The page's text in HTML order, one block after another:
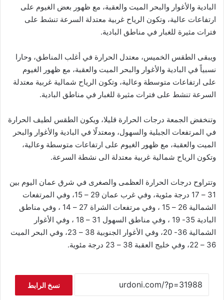
البادية والأغوار والبحر الميت والعقبة، مع ظهور بعض الغيوم على
ارتفاعات عالية، وتكون الرياح غربية معتدلة السرعة تنشط على
فترات مثيرة للغبار في مناطق البادية.
ويبقى الطقس الخميس، معتدل الحرارة في أغلب المناطق، وحارا
نسبياً في البادية والأغوار والبحر الميت والعقبة، مع ظهور الغيوم
على ارتفاعات متوسطة وعالية، وتكون الرياح شمالية غربية معتدلة
السرعة تنشط على فترات مثيرة للغبار في مناطق البادية.
وتنخفض الجمعة درجات الحرارة قليلا، ويكون الطقس لطيف الحرارة
في المرتفعات الجبلية والسهول، ومعتدلًا في البادية والأغوار والبحر
الميت والعقبة، مع ظهور الغيوم على ارتفاعات متوسطة وعالية،
وتكون الرياح شمالية غربية معتدلة الى نشطة السرعة.
وتتراوح درجات الحرارة العظمى والصغرى في شرق عمان اليوم بين
31 – 17 درجة مئوية، وفي غرب عمان 29 – 15، وفي المرتفعات
الشمالية 26 – 15 ، وفي مرتفعات الشراة 27 – 14 ، وفي مناطق
البادية 35- 19 ، وفي مناطق السهول 31 – 18 ، وفي الأغوار
الشمالية 36- 20، وفي الأغوار الجنوبية 38 – 23، وفي البحر الميت
36 – 22، وفي خليج العقبة 38 – 23 درجة مئوية.
نسخ الرابط